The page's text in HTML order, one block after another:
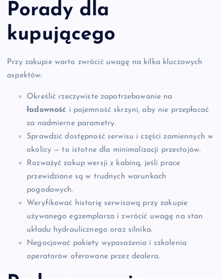
Porady dla
kupującego
Przy zakupie warto zwrócić uwagę na kilka kluczowych
aspektów:
Określić rzeczywiste zapotrzebowanie na
ładowność i pojemność skrzyni, aby nie przepłacać
za nadmierne parametry.
Sprawdzić dostępność serwisu i części zamiennych w
okolicy — to istotne dla minimalizacji przestojów.
Rozważyć zakup wersji z kabiną, jeśli prace
przewidziane są w trudnych warunkach
pogodowych.
Weryfikować historię serwisową przy zakupie
używanego egzemplarza i zwrócić uwagę na stan
układu hydraulicznego oraz silnika.
Negocjować pakiety wyposażenia i szkolenia
operatorów oferowane przez dealera.